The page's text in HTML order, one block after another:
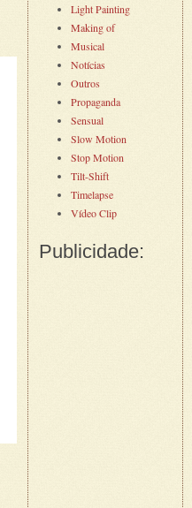
Light Painting
Making of
Musical
Notícias
Outros
Propaganda
Sensual
Slow Motion
Stop Motion
Tilt-Shift
Timelapse
Vídeo Clip
Publicidade: